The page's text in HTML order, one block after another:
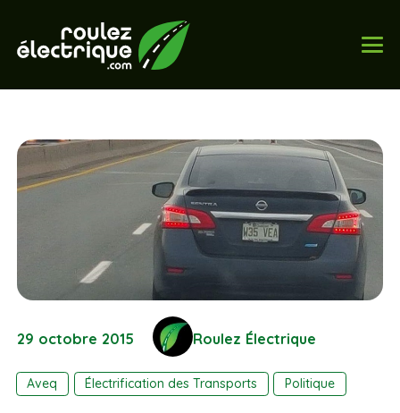
29 octobre 2015 Roulez Électrique
Aveq Électrification des Transports Politique